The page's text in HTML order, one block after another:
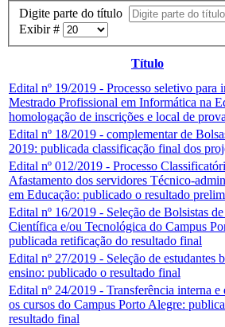
Digite parte do título
Exibir #
Título
Edital nº 19/2019 - Processo seletivo para
Mestrado Profissional em Informática na
homologação de inscrições e local de prova
Edital nº 18/2019 - complementar de
2019: publicada classificação final dos
Edital nº 012/2019 - Processo
Afastamento dos servidores Técnico-
em Educação: publicado o resultado
Edital nº 16/2019 - Seleção de Bolsistas
Científica e/ou Tecnológica do Campus
publicada retificação do resultado final
Edital nº 27/2019 - Seleção de estudantes
ensino: publicado o resultado final
Edital nº 24/2019 - Transferência interna e
os cursos do Campus Porto Alegre:
resultado final